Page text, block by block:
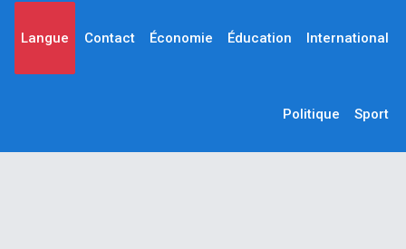
Langue Contact Économie Éducation International
Politique Sport